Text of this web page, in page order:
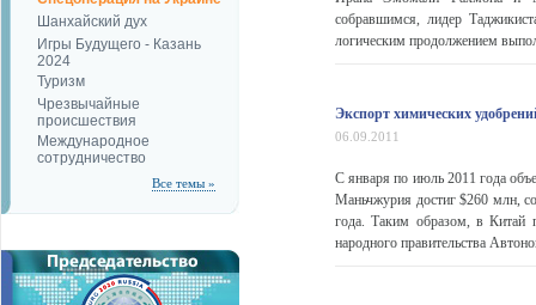
Шанхайский дух
Игры Будущего - Казань
2024
Туризм
Чрезвычайные
происшествия
Международное
сотрудничество
Все темы »
собравшимся, лидер
логическим продолжением
Экспорт химических
06.09.2011
С января по июль 2011 года
Маньчжурия достиг $260 млн,
года. Таким образом, в Китай
народного правительства